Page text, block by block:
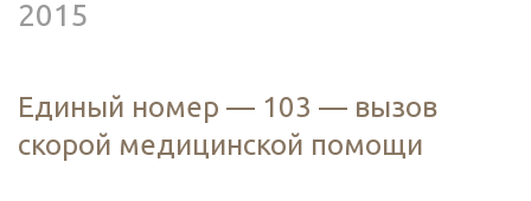
2015
Единый номер — 103 — вызов
скорой медицинской помощи